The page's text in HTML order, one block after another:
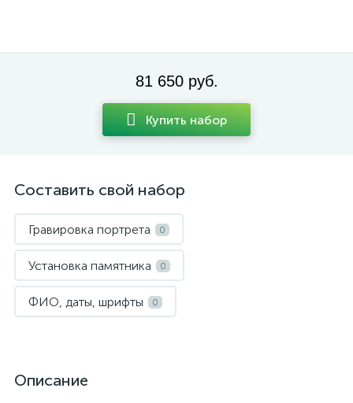
81 650 руб.
Купить набор
Составить свой набор
Гравировка портрета 0
Установка памятника 0
ФИО, даты, шрифты 0
Описание